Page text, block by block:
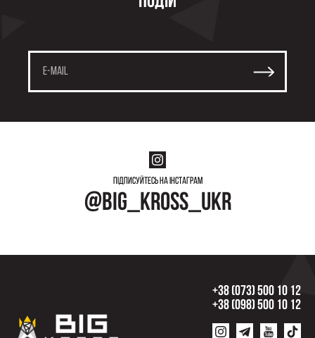
Підписуйтесь на інстаграм
@big_kross_ukr
+38 (073) 500 10 12
+38 (098) 500 10 12